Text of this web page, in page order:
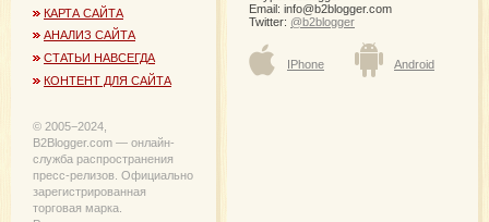
КАРТА САЙТА
АНАЛИЗ САЙТА
СТАТЬИ НАВСЕГДА
КОНТЕНТ ДЛЯ САЙТА
© 2005−2024,
B2Blogger.com — онлайн-
служба распространения
пресс-релизов. Официально
зарегистрированная
торговая марка.
Email: info@b2blogger.com
Twitter: @b2blogger
IPhone Android